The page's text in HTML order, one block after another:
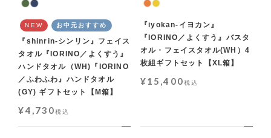
NEW お中元おすすめ
『shinrin-シンリン』フェイス
タオル『IORINO／よくすう』
ハンドタオル（WH)『IORINO
／ふわふわ』ハンドタオル
(GY) ギフトセット【M箱】
¥4,730税込
『iyokan-イヨカン』
『IORINO／よくすう』バスタ
オル・フェイスタオル(WH）4
枚組ギフトセット【XL箱】
¥15,400税込